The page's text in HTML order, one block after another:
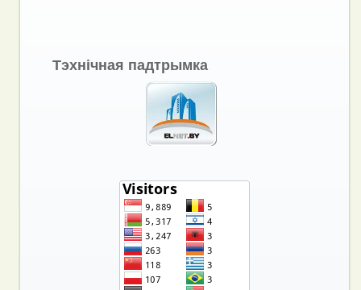
Тэхнічная падтрымка